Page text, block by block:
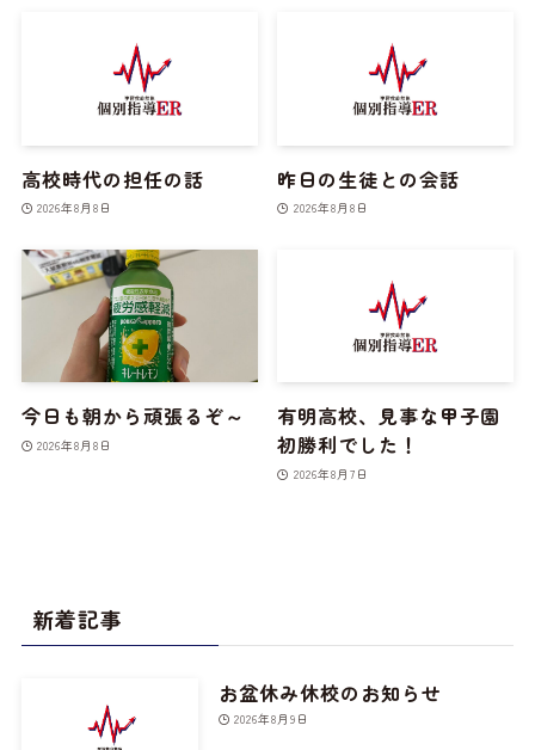
高校時代の担任の話
2026年8月8日
昨日の生徒との会話
2026年8月8日
今日も朝から頑張るぞ～
2026年8月8日
有明高校、見事な甲子園
初勝利でした！
2026年8月7日
新着記事
お盆休み休校のお知らせ
2026年8月9日